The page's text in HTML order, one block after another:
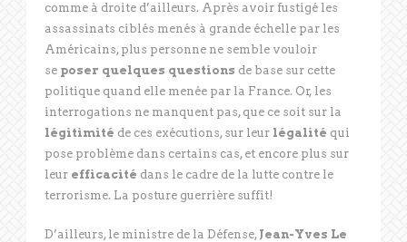
comme à droite d’ailleurs. Après avoir fustigé les
assassinats ciblés menés à grande échelle par les
Américains, plus personne ne semble vouloir
se poser quelques questions de base sur cette
politique quand elle menée par la France. Or, les
interrogations ne manquent pas, que ce soit sur la
légitimité de ces exécutions, sur leur légalité qui
pose problème dans certains cas, et encore plus sur
leur efficacité dans le cadre de la lutte contre le
terrorisme. La posture guerrière suffit!
D’ailleurs, le ministre de la Défense, Jean-Yves Le